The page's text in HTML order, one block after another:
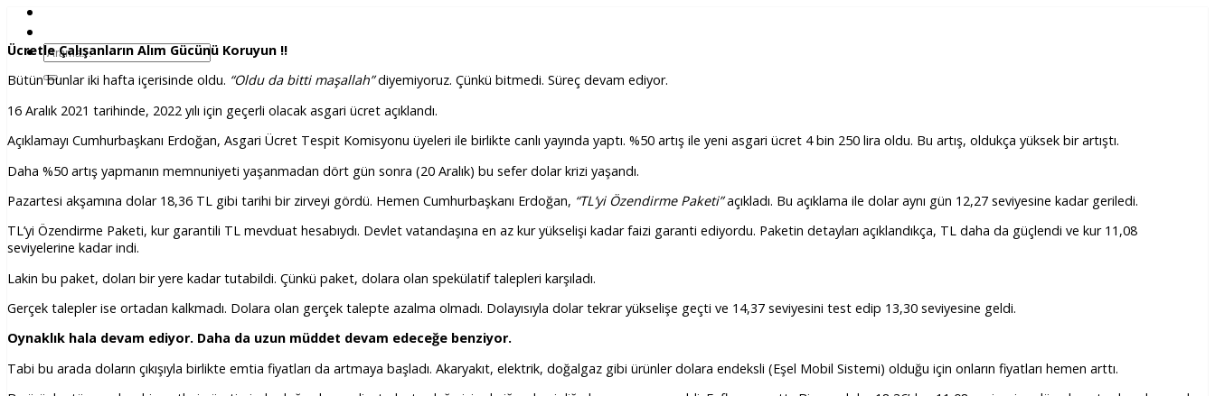
Ara:
Ücretle Çalışanların Alım Gücünü Koruyun !!
Bütün bunlar iki hafta içerisinde oldu. “Oldu da bitti maşallah”diyemiyoruz. Çünkü bitmedi. Süreç devam ediyor.
16 Aralık 2021 tarihinde, 2022 yılı için geçerli olacak asgari ücret açıklandı.
Açıklamayı Cumhurbaşkanı Erdoğan, Asgari Ücret Tespit Komisyonu üyeleri ile birlikte canlı yayında yaptı. %50 artış ile yeni asgari ücret 4 bin 250 lira oldu. Bu artış, oldukça yüksek bir artıştı.
Daha %50 artış yapmanın memnuniyeti yaşanmadan dört gün sonra (20 Aralık) bu sefer dolar krizi yaşandı.
Pazartesi akşamına dolar 18,36 TL gibi tarihi bir zirveyi gördü. Hemen Cumhurbaşkanı Erdoğan, “TL’yi Özendirme Paketi”açıkladı. Bu açıklama ile dolar aynı gün 12,27 seviyesine kadar geriledi.
TL’yi Özendirme Paketi, kur garantili TL mevduat hesabıydı. Devlet vatandaşına en az kur yükselişi kadar faizi garanti ediyordu. Paketin detayları açıklandıkça, TL daha da güçlendi ve kur 11,08
seviyelerine kadar indi.
Lakin bu paket, doları bir yere kadar tutabildi. Çünkü paket, dolara olan spekülatif talepleri karşıladı.
Gerçek talepler ise ortadan kalkmadı. Dolara olan gerçek talepte azalma olmadı. Dolayısıyla dolar tekrar yükselişe geçti ve 14,37 seviyesini test edip 13,30 seviyesine geldi.
Oynaklık hala devam ediyor. Daha da uzun müddet devam edeceğe benziyor.
Tabi bu arada doların çıkışıyla birlikte emtia fiyatları da artmaya başladı. Akaryakıt, elektrik, doğalgaz gibi ürünler dolara endeksli (Eşel Mobil Sistemi) olduğu için onların fiyatları hemen arttı.